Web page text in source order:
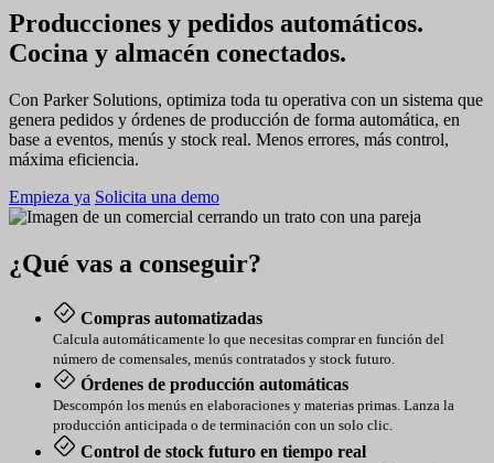
Producciones y pedidos automáticos.
Cocina y almacén conectados.
Con Parker Solutions, optimiza toda tu operativa con un sistema que
genera pedidos y órdenes de producción de forma automática, en
base a eventos, menús y stock real. Menos errores, más control,
máxima eficiencia.
Empieza ya Solicita una demo
¿Qué vas a conseguir?
Compras automatizadas
Calcula automáticamente lo que necesitas comprar en función del
número de comensales, menús contratados y stock futuro.
Órdenes de producción automáticas
Descompón los menús en elaboraciones y materias primas. Lanza la
producción anticipada o de terminación con un solo clic.
Control de stock futuro en tiempo real